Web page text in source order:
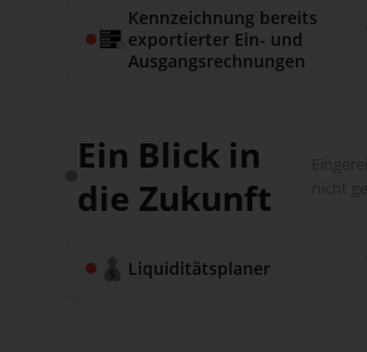
Kennzeichnung bereits
exportierter Ein- und
Ausgangsrechnungen
bereits
Ein- und
Ein Blick in
die Zukunft
Liquiditätsplaner